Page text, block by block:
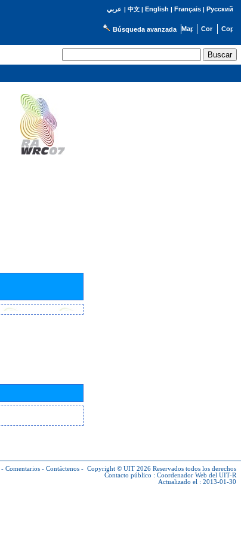
عربي | 中文| English | Français| Русский
Búsqueda avanzada
- Comentarios - Contáctenos - Copyright © UIT 2026 Reservados todos los derechos
Contacto público : Coordenador Web del UIT-R
Actualizado el : 2013-01-30